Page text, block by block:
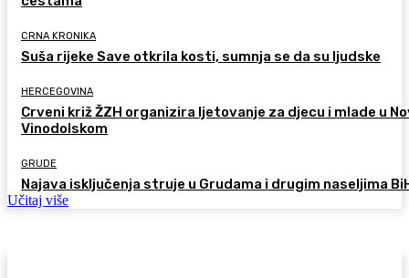
CRNA KRONIKA
Suša rijeke Save otkrila kosti, sumnja se da su ljudske
HERCEGOVINA
Crveni križ ŽZH organizira ljetovanje za djecu i mlade u
Vinodolskom
GRUDE
Najava isključenja struje u Grudama i drugim naseljima
Učitaj više